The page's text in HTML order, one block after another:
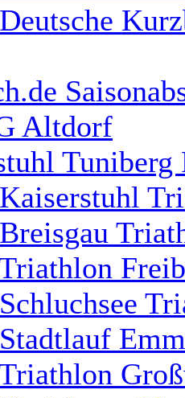
Altdorf
Tuniberg